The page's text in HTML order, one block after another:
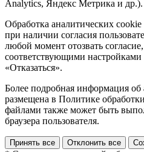
Analytics, Яндекс Метрика и др.).
Обработка аналитических
при наличии согласия
любой момент отозвать
соответствующими настройками
«Отказаться».
Более подробная информация об
размещена в Политике
файлами также может быть
браузера пользователя.
Принять все Отклонить все